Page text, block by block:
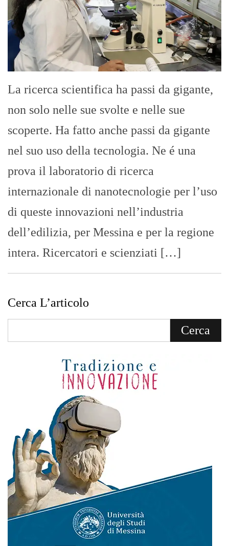
La ricerca scientifica ha passi da gigante,
non solo nelle sue svolte e nelle sue
scoperte. Ha fatto anche passi da gigante
nel suo uso della tecnologia. Ne é una
prova il laboratorio di ricerca
internazionale di nanotecnologie per l’uso
di queste innovazioni nell’industria
dell’edilizia, per Messina e per la regione
intera. Ricercatori e scienziati […]
Cerca L’articolo